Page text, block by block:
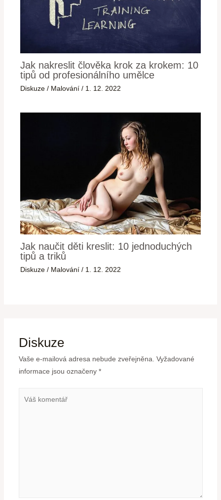
Jak nakreslit člověka krok za krokem: 10
tipů od profesionálního umělce
Diskuze / Malování / 1. 12. 2022
Jak naučit děti kreslit: 10 jednoduchých
tipů a triků
Diskuze / Malování / 1. 12. 2022
Diskuze
Vaše e-mailová adresa nebude zveřejněna. Vyžadované
informace jsou označeny *